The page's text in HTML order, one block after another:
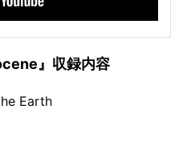
』収録内容
Earth